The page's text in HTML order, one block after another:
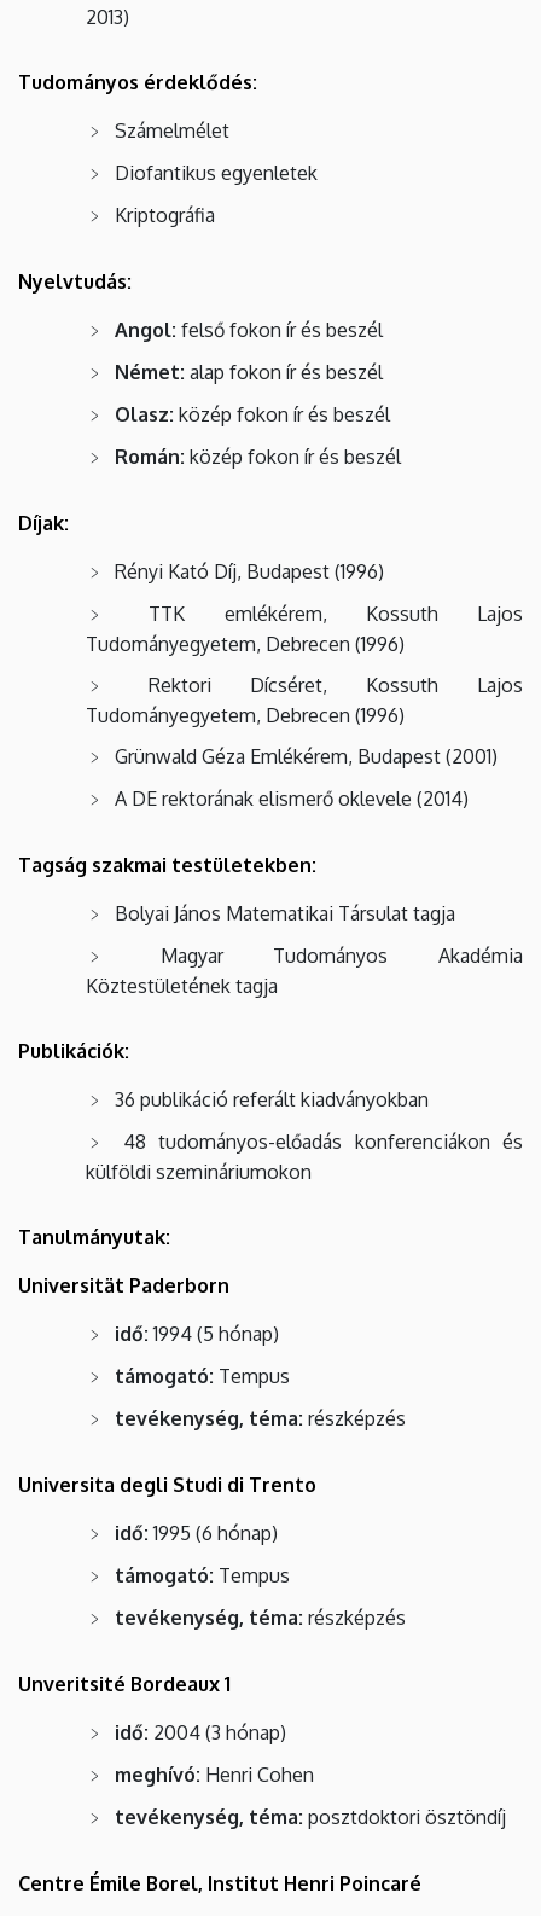
2013)
Tudományos érdeklődés:
Számelmélet
Diofantikus egyenletek
Kriptográfia
Nyelvtudás:
Angol: felső fokon ír és beszél
Német: alap fokon ír és beszél
Olasz: közép fokon ír és beszél
Román: közép fokon ír és beszél
Díjak:
Rényi Kató Díj, Budapest (1996)
TTK emlékérem, Kossuth Lajos
Tudományegyetem, Debrecen (1996)
Rektori Dícséret, Kossuth Lajos
Tudományegyetem, Debrecen (1996)
Grünwald Géza Emlékérem, Budapest (2001)
A DE rektorának elismerő oklevele (2014)
Tagság szakmai testületekben:
Bolyai János Matematikai Társulat tagja
Magyar Tudományos Akadémia
Köztestületének tagja
Publikációk:
36 publikáció referált kiadványokban
48 tudományos-előadás konferenciákon és
külföldi szemináriumokon
Tanulmányutak:
Universität Paderborn
idő: 1994 (5 hónap)
támogató: Tempus
tevékenység, téma: részképzés
Universita degli Studi di Trento
idő: 1995 (6 hónap)
támogató: Tempus
tevékenység, téma: részképzés
Unveritsité Bordeaux 1
idő: 2004 (3 hónap)
meghívó: Henri Cohen
tevékenység, téma: posztdoktori ösztöndíj
Centre Émile Borel, Institut Henri Poincaré